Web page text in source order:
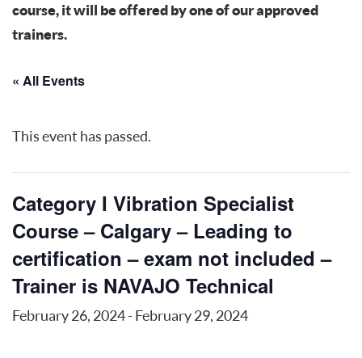
course, it will be offered by one of our approved
trainers.
« All Events
This event has passed.
Category I Vibration Specialist
Course – Calgary – Leading to
certification – exam not included –
Trainer is NAVAJO Technical
February 26, 2024-February 29, 2024